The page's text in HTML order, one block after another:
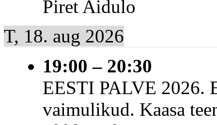
Piret Aidulo
T, 18. aug 2026
19:00 – 20:30
EESTI PALVE 2026.
vaimulikud. Kaasa